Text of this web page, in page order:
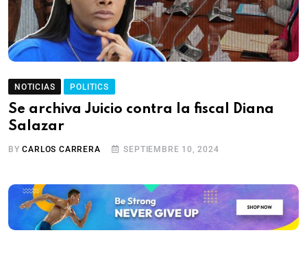
NOTICIAS POLITICS
Se archiva Juicio contra la fiscal Diana
Salazar
BYCARLOS CARRERA SEPTIEMBRE 10, 2024